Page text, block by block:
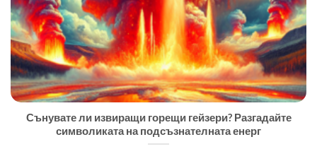
Сънувате ли извиращи горещи гейзери? Разгадайте
символиката на подсъзнателната енерг